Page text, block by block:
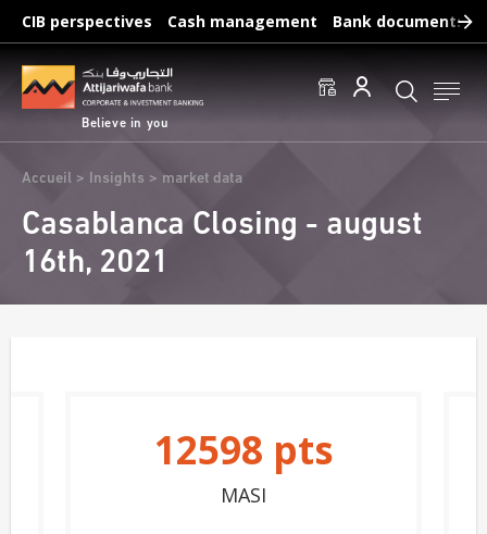
Skip
main
content
CIB perspectives Cash management Bank documents
Believe in you
Breadcrumb
Accueil Insights market data
Casablanca Closing - august
16th, 2021
12598 pts
MASI
Frequent searches :
Access to accounts Make a transfert Edit a RIB